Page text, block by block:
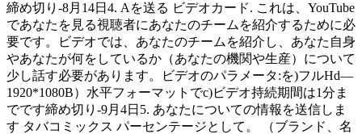
締め切り-8月14日4. Aを送る ビデオカード. これは、YouTube
であなたを見る視聴者にあなたのチームを紹介するために必
要です。ビデオでは、あなたのチームを紹介し、あなた自身
やあなたが何をしているか（あなたの機関や生産）について
少し話す必要があります。ビデオのパラメータ:を)フルHd—
1920*1080B）水平フォーマットでc)ビデオ持続期間は1分ま
でです締め切り-9月4日5. あなたについての情報を送信しま
す タバコミックス パーセンテージとして。 （ブランド、名